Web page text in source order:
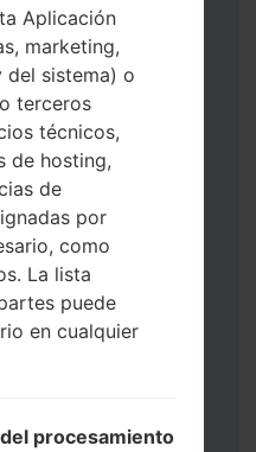
el archivo de
1, elíjalo aquí)
aquí):
y operador"
"País y regióny
a Odin 3.
use CSC _ *** o
para mantener sus
Aplicación
marketing,
del sistema) o
terceros
técnicos,
de hosting,
de
por
como
La lista
puede
en cualquier
procesamiento